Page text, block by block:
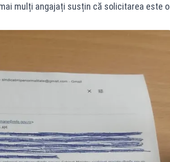
mulți angajați susțin că solicitarea este o